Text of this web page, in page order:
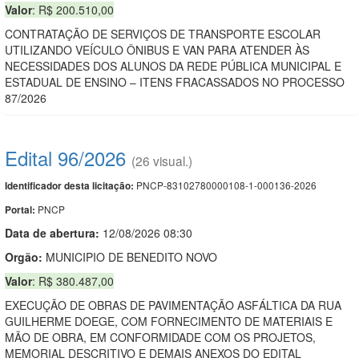
Valor: R$ 200.510,00
CONTRATAÇÃO DE SERVIÇOS DE TRANSPORTE ESCOLAR
UTILIZANDO VEÍCULO ÔNIBUS E VAN PARA ATENDER ÀS
NECESSIDADES DOS ALUNOS DA REDE PÚBLICA MUNICIPAL E
ESTADUAL DE ENSINO – ITENS FRACASSADOS NO PROCESSO
87/2026
Edital 96/2026 (26 visual.)
Identificador desta licitação: PNCP-83102780000108-1-000136-2026
Portal: PNCP
Data de abertura: 12/08/2026 08:30
Orgão: MUNICIPIO DE BENEDITO NOVO
Valor: R$ 380.487,00
EXECUÇÃO DE OBRAS DE PAVIMENTAÇÃO ASFÁLTICA DA RUA
GUILHERME DOEGE, COM FORNECIMENTO DE MATERIAIS E
MÃO DE OBRA, EM CONFORMIDADE COM OS PROJETOS,
MEMORIAL DESCRITIVO E DEMAIS ANEXOS DO EDITAL